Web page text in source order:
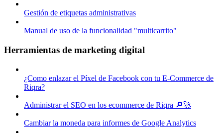
Gestión de etiquetas administrativas
Manual de uso de la funcionalidad "multicarrito"
Herramientas de marketing digital
¿Como enlazar el Píxel de Facebook con tu E-Commerce de
Riqra?
Administrar el SEO en los ecommerce de Riqra 🔎🚀
Cambiar la moneda para informes de Google Analytics